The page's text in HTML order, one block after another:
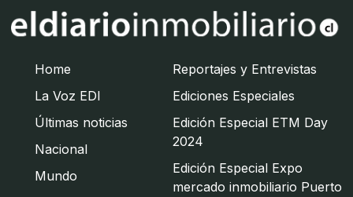
Home
La Voz EDI
Últimas noticias
Nacional
Mundo
Reportajes y Entrevistas
Ediciones Especiales
Edición Especial ETM Day
2024
Edición Especial Expo
mercado inmobiliario Puerto